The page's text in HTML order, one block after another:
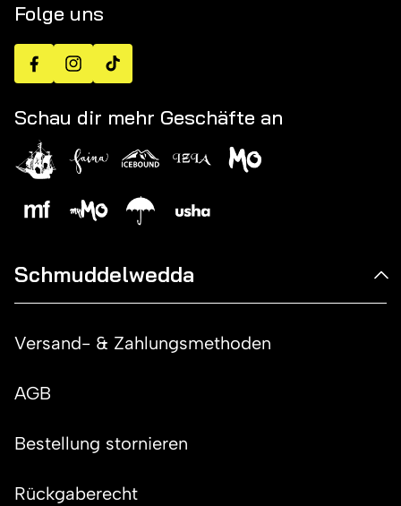
Folge uns
FacebookInstagramTikTok
Schau dir mehr Geschäfte an
Schmuddelwedda
Versand- & Zahlungsmethoden
AGB
Bestellung stornieren
Rückgaberecht